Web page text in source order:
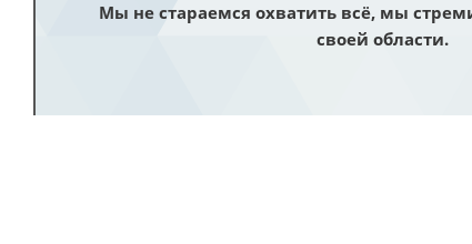
Мы не стараемся охватить всё, мы
своей области.